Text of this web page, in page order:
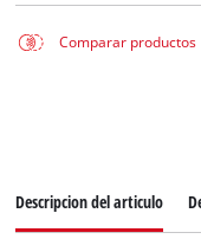
Comparar productos
Descripcion del articulo